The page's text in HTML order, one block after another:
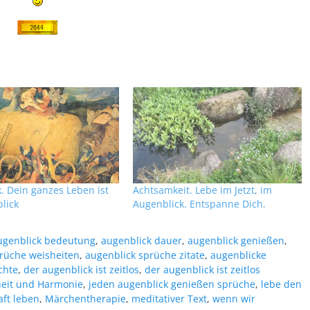
Dein ganzes Leben ist
Achtsamkeit. Lebe im Jetzt, im
Augenblick. Entspanne Dich.
bedeutung, augenblick dauer, augenblick genießen,
weisheiten, augenblick sprüche zitate, augenblicke
, der augenblick ist zeitlos, der augenblick ist zeitlos
und Harmonie, jeden augenblick genießen sprüche, lebe den
leben, Märchentherapie, meditativer Text, wenn wir